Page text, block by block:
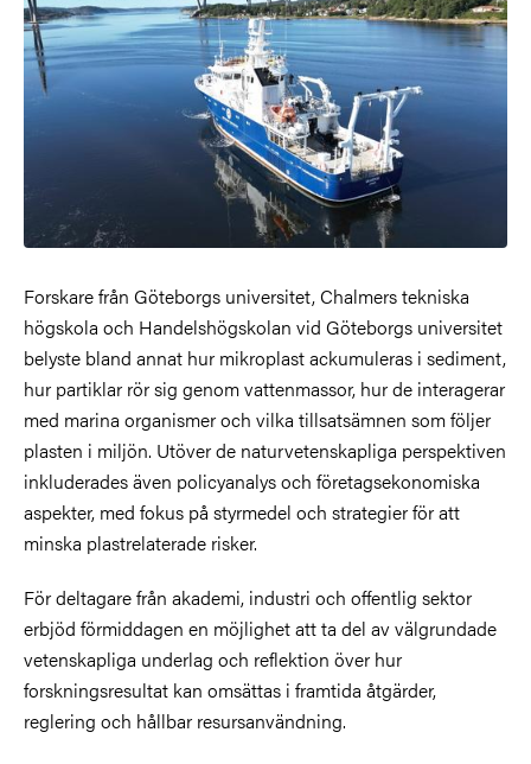
Forskare från Göteborgs universitet, Chalmers tekniska
högskola och Handelshögskolan vid Göteborgs universitet
belyste bland annat hur mikroplast ackumuleras i sediment,
hur partiklar rörsig genom vattenmassor, hur de interagerar
med marina organismer och vilka tillsatsämnen som följer
plasten i miljön. Utöver de naturvetenskapliga perspektiven
inkluderades även policyanalys och företagsekonomiska
aspekter, med fokus på styrmedel och strategier för att
minska plastrelaterade risker.
För deltagare från akademi, industri och offentlig sektor
erbjöd förmiddagen en möjlighet att ta del av välgrundade
vetenskapliga underlag och reflektion över hur
forskningsresultat kan omsättas i framtida åtgärder,
reglering och hållbar resursanvändning.